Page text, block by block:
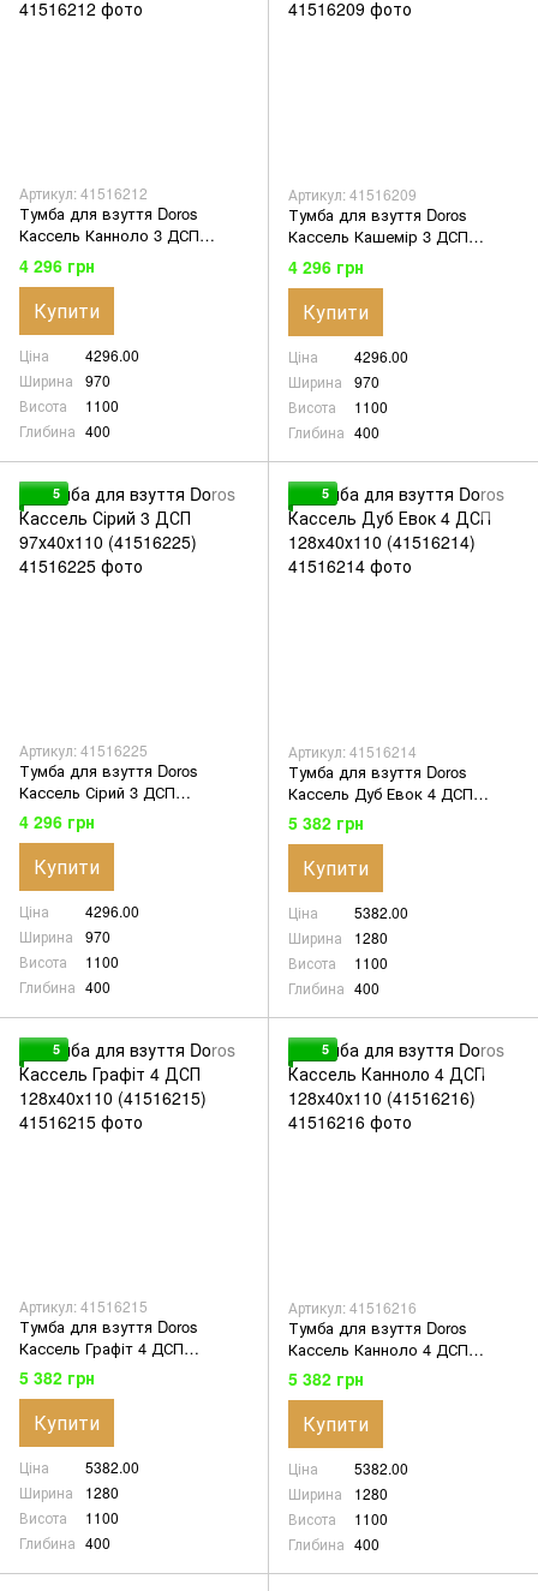
Артикул: 41516212
Тумба для взуття Doros
Кассель Канноло 3 ДСП
97х40х110 (41516212)
4 296 грн
Купити
Ціна
4296.00
Ширина
970
Висота
1100
Глибина 400
Артикул: 41516209
Тумба для взуття Doros
Кассель Кашемір 3 ДСП
97х40х110 (41516209)
4 296 грн
Купити
Ціна
4296.00
Ширина
970
Висота
1100
Глибина 400
5
Артикул: 41516225
Тумба для взуття Doros
Кассель Сірий 3 ДСП
97х40х110 (41516225)
4 296 грн
Купити
Ціна
4296.00
Ширина
970
Висота
1100
Глибина 400
5
Артикул: 41516214
Тумба для взуття Doros
Кассель Дуб Евок 4 ДСП
128х40х110 (41516214)
5 382 грн
Купити
Ціна
5382.00
Ширина
1280
Висота
1100
Глибина 400
5
Артикул: 41516215
Тумба для взуття Doros
Кассель Графіт 4 ДСП
128х40х110 (41516215)
5 382 грн
Купити
Ціна
5382.00
Ширина
1280
Висота
1100
Глибина 400
5
Артикул: 41516216
Тумба для взуття Doros
Кассель Канноло 4 ДСП
128х40х110 (41516216)
5 382 грн
Купити
Ціна
5382.00
Ширина
1280
Висота
1100
Глибина 400